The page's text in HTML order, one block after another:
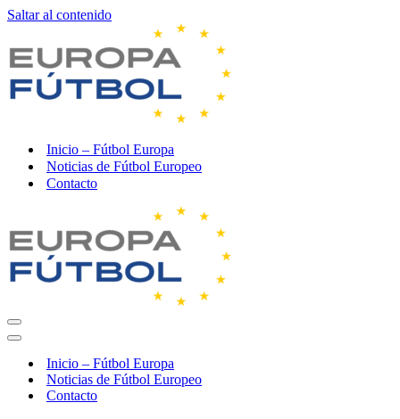
Saltar al contenido
Inicio – Fútbol Europa
Noticias de Fútbol Europeo
Contacto
Menú
de
Menú
navegaciónInicio – Fútbol Europa
Noticias de Fútbol Europeo
Contacto